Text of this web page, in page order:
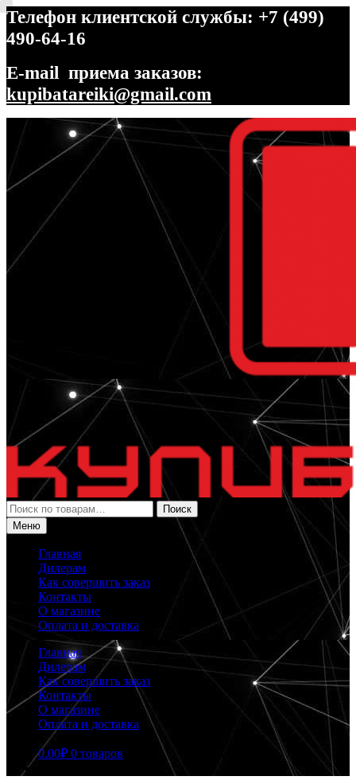
Телефон клиентской службы: +7 (499)
490-64-16
E-mail приема заказов:
kupibatareiki@gmail.com
Перейти
навигации
Перейти
содержимому
Искать:
Поиск
Меню
Главная
Дилерам
Как совершить заказ
Контакты
О магазине
Оплата и доставка
Главная
Дилерам
Как совершить заказ
Контакты
О магазине
Оплата и доставка
0.00₽ 0 товаров